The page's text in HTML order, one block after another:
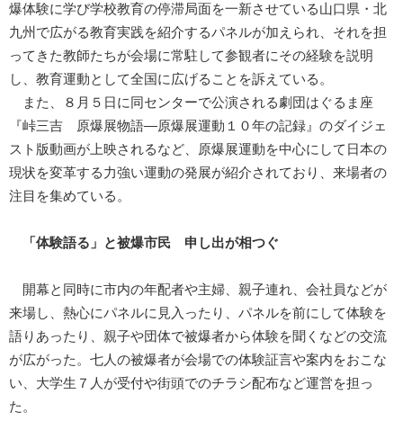
爆体験に学び学校教育の停滞局面を一新させている山口県・北
九州で広がる教育実践を紹介するパネルが加えられ、それを担
ってきた教師たちが会場に常駐して参観者にその経験を説明
し、教育運動として全国に広げることを訴えている。
また、８月５日に同センターで公演される劇団はぐるま座
『峠三吉 原爆展物語―原爆展運動１０年の記録』のダイジェ
スト版動画が上映されるなど、原爆展運動を中心にして日本の
現状を変革する力強い運動の発展が紹介されており、来場者の
注目を集めている。
「体験語る」と被爆市民 申し出が相つぐ
開幕と同時に市内の年配者や主婦、親子連れ、会社員などが
来場し、熱心にパネルに見入ったり、パネルを前にして体験を
語りあったり、親子や団体で被爆者から体験を聞くなどの交流
が広がった。七人の被爆者が会場での体験証言や案内をおこな
い、大学生７人が受付や街頭でのチラシ配布など運営を担っ
た。